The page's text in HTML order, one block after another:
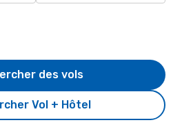
Vol + Hôtel
des vols